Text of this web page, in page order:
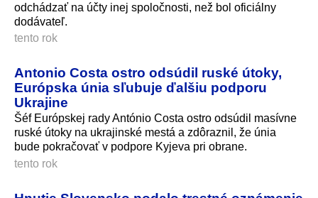
odchádzať na účty inej spoločnosti, než bol oficiálny
dodávateľ.
tento rok
Antonio Costa ostro odsúdil ruské útoky,
Európska únia sľubuje ďalšiu podporu
Ukrajine
Šéf Európskej rady António Costa ostro odsúdil masívne
ruské útoky na ukrajinské mestá a zdôraznil, že únia
bude pokračovať v podpore Kyjeva pri obrane.
tento rok